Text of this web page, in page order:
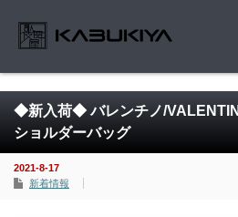
◆新入荷◆ バレンチノ/
ショルダーバッグ
2021-8-17
新着情報